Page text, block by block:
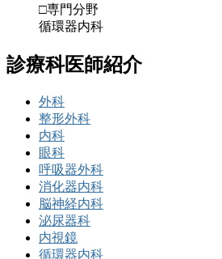
□専門分野
循環器内科
診療科医師紹介
外科
整形外科
内科
眼科
呼吸器外科
消化器内科
脳神経内科
泌尿器科
内視鏡
循環器内科